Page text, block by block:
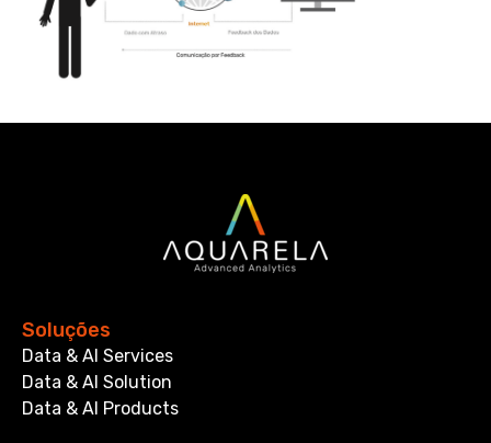
Soluções
Data & AI Services
Data & AI Solution
Data & AI Products